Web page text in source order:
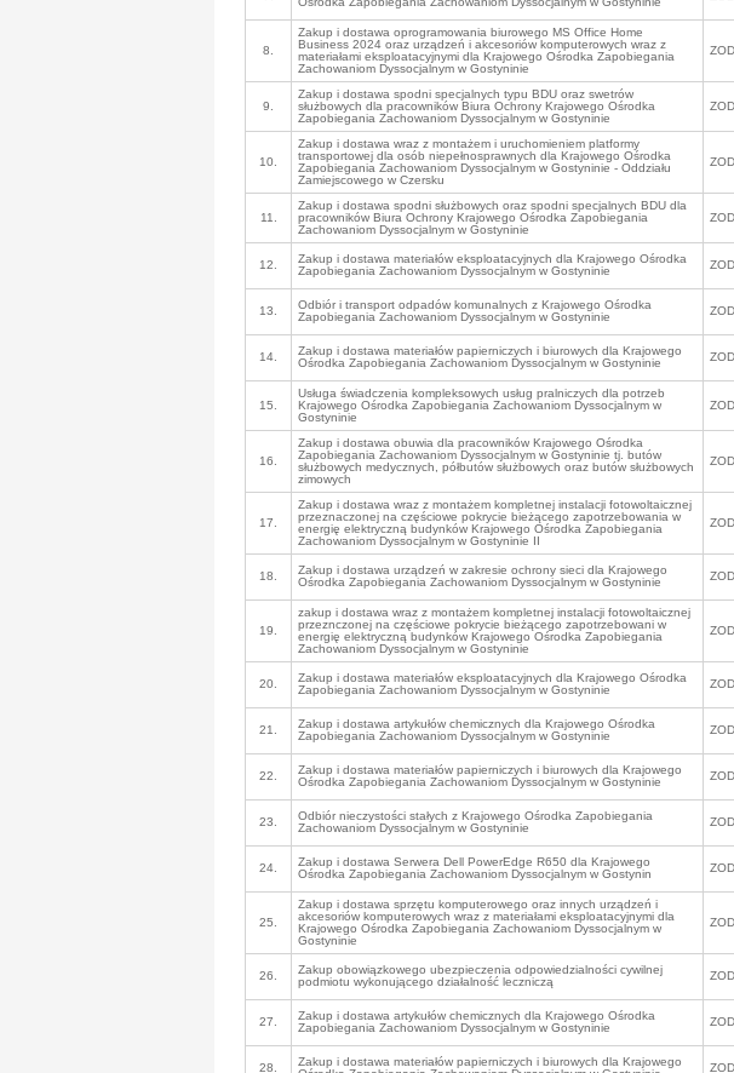
8.
Zakup i dostawa oprogramowania biurowego MS Office Home
Business 2024 oraz urządzeń i akcesoriów komputerowych wraz z
materiałami eksploatacyjnymi dla Krajowego Ośrodka Zapobiegania
Zachowaniom Dyssocjalnym w Gostyninie
9.
Zakup i dostawa spodni specjalnych typu BDU oraz swetrów
służbowych dla pracowników Biura Ochrony Krajowego Ośrodka
Zapobiegania Zachowaniom Dyssocjalnym w Gostyninie
10.
Zakup i dostawa wraz z montażem i uruchomieniem platformy
transportowej dla osób niepełnosprawnych dla Krajowego Ośrodka
Zapobiegania Zachowaniom Dyssocjalnym w Gostyninie - Oddziału
Zamiejscowego w Czersku
11.
Zakup i dostawa spodni służbowych oraz spodni specjalnych BDU dla
pracowników Biura Ochrony Krajowego Ośrodka Zapobiegania
Zachowaniom Dyssocjalnym w Gostyninie
12.
Zakup i dostawa materiałów eksploatacyjnych dla Krajowego Ośrodka
Zapobiegania Zachowaniom Dyssocjalnym w Gostyninie
13.
Odbiór i transport odpadów komunalnych z Krajowego Ośrodka
Zapobiegania Zachowaniom Dyssocjalnym w Gostyninie
14.
Zakup i dostawa materiałów papierniczych i biurowych dla Krajowego
Ośrodka Zapobiegania Zachowaniom Dyssocjalnym w Gostyninie
15.
Usługa świadczenia kompleksowych usług pralniczych dla potrzeb
Krajowego Ośrodka Zapobiegania Zachowaniom Dyssocjalnym w
Gostyninie
16.
Zakup i dostawa obuwia dla pracowników Krajowego Ośrodka
Zapobiegania Zachowaniom Dyssocjalnym w Gostyninie tj. butów
służbowych medycznych, półbutów służbowych oraz butów służbowych
zimowych
17.
Zakup i dostawa wraz z montażem kompletnej instalacji fotowoltaicznej
przeznaczonej na częściowe pokrycie bieżącego zapotrzebowania w
energię elektryczną budynków Krajowego Ośrodka Zapobiegania
Zachowaniom Dyssocjalnym w Gostyninie II
18.
Zakup i dostawa urządzeń w zakresie ochrony sieci dla Krajowego
Ośrodka Zapobiegania Zachowaniom Dyssocjalnym w Gostyninie
19.
zakup i dostawa wraz z montażem kompletnej instalacji fotowoltaicznej
przeznczonej na częściowe pokrycie bieżącego zapotrzebowani w
energię elektryczną budynków Krajowego Ośrodka Zapobiegania
Zachowaniom Dyssocjalnym w Gostyninie
20.
Zakup i dostawa materiałów eksploatacyjnych dla Krajowego Ośrodka
Zapobiegania Zachowaniom Dyssocjalnym w Gostyninie
21.
Zakup i dostawa artykułów chemicznych dla Krajowego Ośrodka
Zapobiegania Zachowaniom Dyssocjalnym w Gostyninie
22.
Zakup i dostawa materiałów papierniczych i biurowych dla Krajowego
Ośrodka Zapobiegania Zachowaniom Dyssocjalnym w Gostyninie
23.
Odbiór nieczystości stałych z Krajowego Ośrodka Zapobiegania
Zachowaniom Dyssocjalnym w Gostyninie
24.
Zakup i dostawa Serwera Dell PowerEdge R650 dla Krajowego
Ośrodka Zapobiegania Zachowaniom Dyssocjalnym w Gostynin
25.
Zakup i dostawa sprzętu komputerowego oraz innych urządzeń i
akcesoriów komputerowych wraz z materiałami eksploatacyjnymi dla
Krajowego Ośrodka Zapobiegania Zachowaniom Dyssocjalnym w
Gostyninie
26.
Zakup obowiązkowego ubezpieczenia odpowiedzialności cywilnej
podmiotu wykonującego działalność leczniczą
27.
Zakup i dostawa artykułów chemicznych dla Krajowego Ośrodka
Zapobiegania Zachowaniom Dyssocjalnym w Gostyninie
28.
Zakup i dostawa materiałów papierniczych i biurowych dla Krajowego